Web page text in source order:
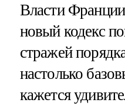
Власти
новый кодекс
стражей
настолько
кажется